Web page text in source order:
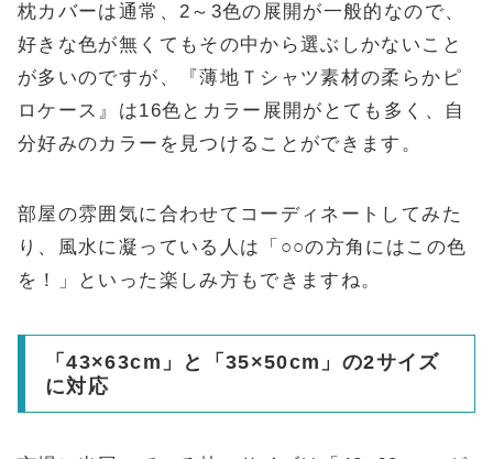
枕カバーは通常、2～3色の展開が一般的なので、
好きな色が無くてもその中から選ぶしかないこと
が多いのですが、『薄地Ｔシャツ素材の柔らかピ
ロケース』は16色とカラー展開がとても多く、自
分好みのカラーを見つけることができます。
部屋の雰囲気に合わせてコーディネートしてみた
り、風水に凝っている人は「○○の方角にはこの色
を！」といった楽しみ方もできますね。
「43×63cm」と「35×50cm」の2サイズ
に対応